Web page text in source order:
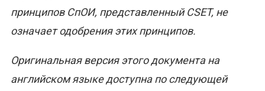
принципов СпОИ, представленный CSET, не
означает одобрения этих принципов.
Оригинальная версия этого документа на
английском языке доступна по следующей